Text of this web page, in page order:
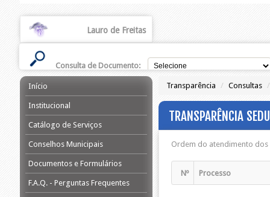
Lauro de Freitas
Consulta de Documento:
Início
Institucional
Catálogo de Serviços
Conselhos Municipais
Documentos e Formulários
F.A.Q. - Perguntas Frequentes
Transparência / Consultas /
TRANSPARÊNCIA
Ordem do atendimento
Nº Processo